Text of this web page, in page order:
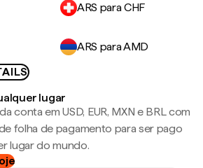
ARS para CHF
ARS para AMD
lugar
conta em USD, EUR, MXN e BRL com
folha de pagamento para ser pago
lugar do mundo.